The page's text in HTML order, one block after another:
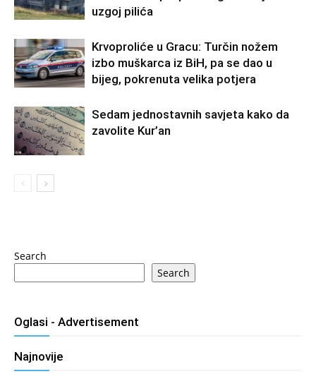
uzgoj pilića
Krvoproliće u Gracu: Turčin nožem
izbo muškarca iz BiH, pa se dao u
bijeg, pokrenuta velika potjera
Sedam jednostavnih savjeta kako da
zavolite Kur’an
Search
Search
Oglasi - Advertisement
Najnovije